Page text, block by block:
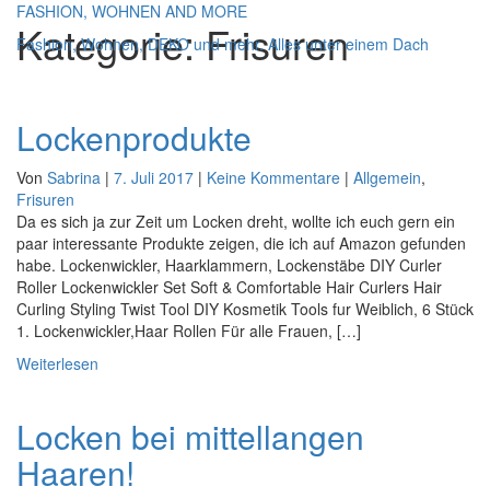
FASHION, WOHNEN AND MORE
Fashion, Wohnen, DEKO und mehr. Alles unter einem Dach
Kategorie:Frisuren
Lockenprodukte
Von Sabrina | 7. Juli 2017 | Keine Kommentare | Allgemein,
Frisuren
Da es sich ja zur Zeit um Locken dreht, wollte ich euch gern ein
paar interessante Produkte zeigen, die ich auf Amazon gefunden
habe. Lockenwickler, Haarklammern, Lockenstäbe DIY Curler
Roller Lockenwickler Set Soft & Comfortable Hair Curlers Hair
Curling Styling Twist Tool DIY Kosmetik Tools fur Weiblich, 6 Stück
1. Lockenwickler,Haar Rollen Für alle Frauen, […]
Weiterlesen
Locken bei mittellangen
Haaren!